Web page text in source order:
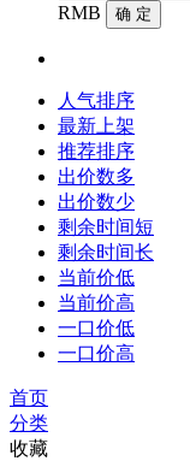
RMB
确 定
人气排序
最新上架
推荐排序
出价数多
出价数少
剩余时间短
剩余时间长
当前价低
当前价高
一口价低
一口价高
首页
分类
收藏